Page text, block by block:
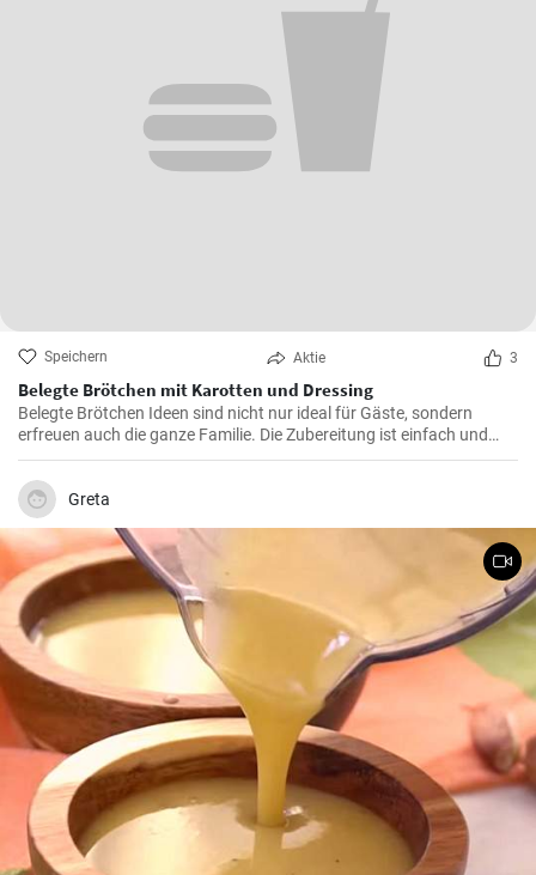
Speichern Aktie 3
Belegte Brötchen mit Karotten und Dressing
Belegte Brötchen Ideen sind nicht nur ideal für Gäste, sondern
erfreuen auch die ganze Familie. Die Zubereitung ist einfach und
schnell.
Greta